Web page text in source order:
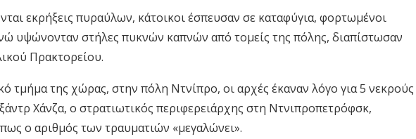
εκρήξεις πυραύλων, κάτοικοι έσπευσαν σε καταφύγια, φορτωμένοι
υψώνονταν στήλες πυκνών καπνών από τομείς της πόλης, διαπίστωσαν
Πρακτορείου.
τμήμα της χώρας, στην πόλη Ντνίπρο, οι αρχές έκαναν λόγο για 5 νεκρούς
Χάνζα, ο στρατιωτικός περιφερειάρχης στη Ντνιπροπετρόφσκ,
ο αριθμός των τραυματιών «μεγαλώνει».